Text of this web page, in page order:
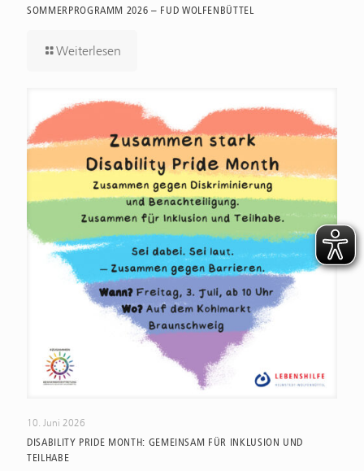
SOMMERPROGRAMM 2026 – FUD WOLFENBÜTTEL
Weiterlesen
10. Juni 2026
DISABILITY PRIDE MONTH: GEMEINSAM FÜR INKLUSION UND
TEILHABE